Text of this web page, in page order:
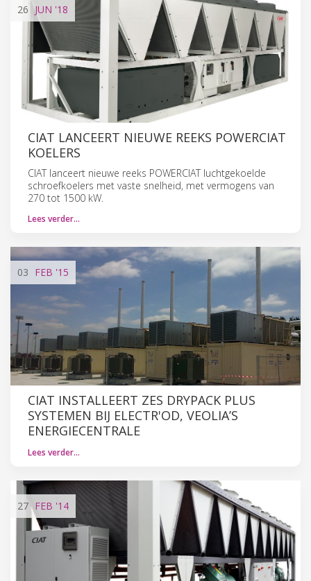
26 JUN '18
CIAT LANCEERT NIEUWE REEKS POWERCIAT
KOELERS
CIAT lanceert nieuwe reeks POWERCIAT luchtgekoelde
schroefkoelers met vaste snelheid, met vermogens van
270 tot 1500 kW.
Lees verder…
03 FEB '15
CIAT INSTALLEERT ZES DRYPACK PLUS
SYSTEMEN BIJ ELECTR'OD, VEOLIA’S
ENERGIECENTRALE
Lees verder…
27 FEB '14